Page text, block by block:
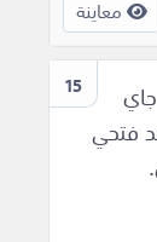
معاينة
15
فتحي